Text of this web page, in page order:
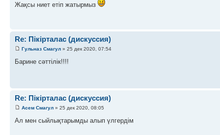
Жақсы ниет етіп жатырмыз
Re: Пікірталас (дискуссия)
Гульназ Смагул » 25 дек 2020, 07:54
Барине сәттілік!!!!
Re: Пікірталас (дискуссия)
Асем Смагул » 25 дек 2020, 08:05
Ал мен сыйлықтарымды алып үлгердім